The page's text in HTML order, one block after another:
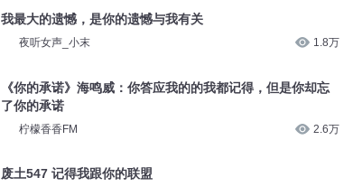
我最大的遗憾，是你的遗憾与我有关
夜听女声_小末 1.8万
《你的承诺》海鸣威：你答应我的的我都记得，但是你却忘
了你的承诺
柠檬香香FM 2.6万
废土547 记得我跟你的联盟